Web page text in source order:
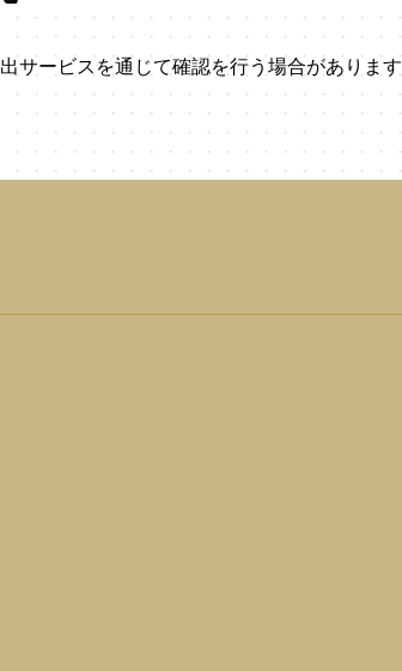
サービスを通じて確認を行う場合がありま